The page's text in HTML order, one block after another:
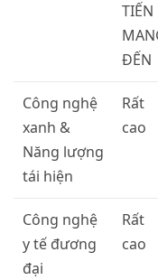
TIẾN
ĐẾN
Công nghệ
xanh &
Năng lượng
tái hiện
Rất
cao
Công nghệ
y tế đương
đại
Rất
cao